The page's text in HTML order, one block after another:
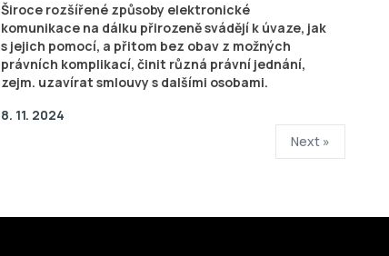
Široce rozšířené způsoby elektronické
komunikace na dálku přirozeně svádějí k úvaze, jak
s jejich pomocí, a přitom bez obav z možných
právních komplikací, činit různá právní jednání,
zejm. uzavírat smlouvy s dalšími osobami.
8. 11. 2024
Next »